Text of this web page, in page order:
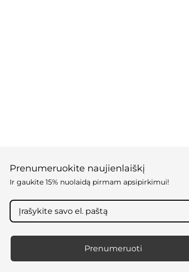
Prenumeruokite naujienlaiškį
Ir gaukite 15% nuolaidą pirmam apsipirkimui!
Prenumeruoti